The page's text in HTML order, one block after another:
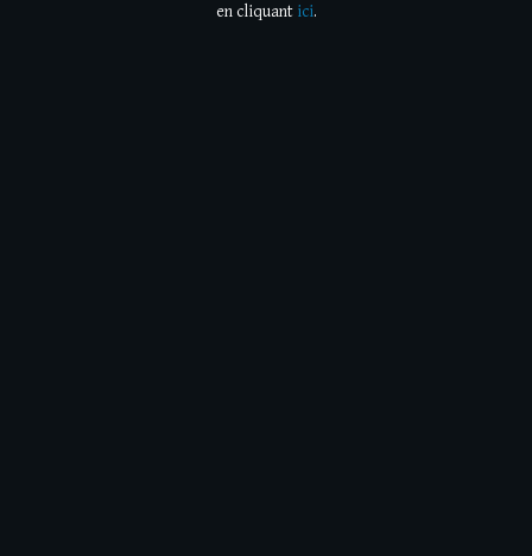
en cliquant ici.